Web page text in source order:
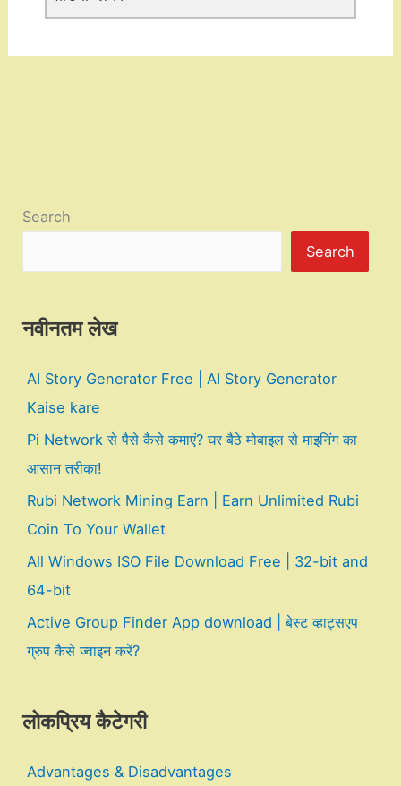
Search
Search
नवीनतम लेख
AI Story Generator Free | AI Story Generator
Kaise kare
Pi Network से पैसे कैसे कमाएं? घर बैठे मोबाइल से माइनिंग का
आसान तरीका!
Rubi Network Mining Earn | Earn Unlimited Rubi
Coin To Your Wallet
All Windows ISO File Download Free | 32-bit and
64-bit
Active Group Finder App download | बेस्ट व्हाट्सएप
ग्रुप कैसे ज्वाइन करें?
लोकप्रिय कैटेगरी
Advantages & Disadvantages